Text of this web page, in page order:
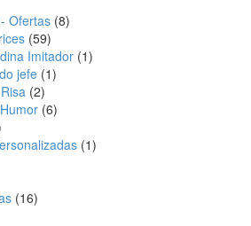
Ofertas (8)
(59)
Imitador (1)
jefe (1)
(2)
(6)
(1)
(16)